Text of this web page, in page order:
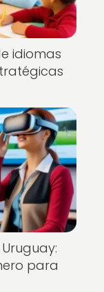
idiomas
para